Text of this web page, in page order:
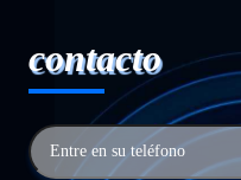
contacto